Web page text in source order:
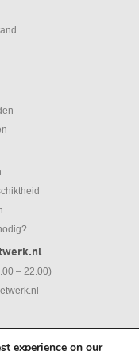
– 22.00)
Statement
experience on our